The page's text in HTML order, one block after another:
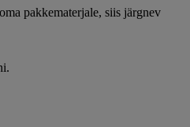
pakkematerjale, siis järgnev